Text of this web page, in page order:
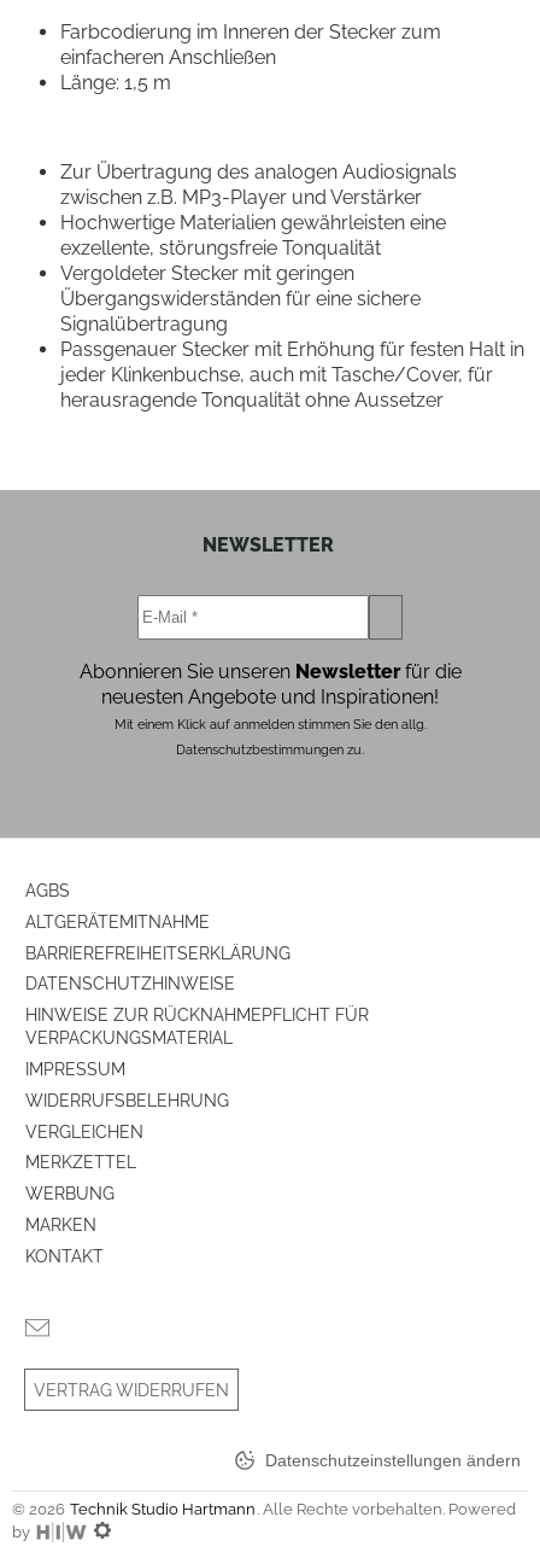
Farbcodierung im Inneren der Stecker zum
einfacheren Anschließen
Länge: 1,5 m
Zur Übertragung des analogen Audiosignals
zwischen z.B. MP3-Player und Verstärker
Hochwertige Materialien gewährleisten eine
exzellente, störungsfreie Tonqualität
Vergoldeter Stecker mit geringen
Übergangswiderständen für eine sichere
Signalübertragung
Passgenauer Stecker mit Erhöhung für festen Halt in
jeder Klinkenbuchse, auch mit Tasche/Cover, für
herausragende Tonqualität ohne Aussetzer
NEWSLETTER
Abonnieren Sie unseren Newsletterfür die
neuesten Angebote und Inspirationen!
Mit einem Klick auf anmelden stimmen Sie den allg.
Datenschutzbestimmungen zu.
AGBS
ALTGERÄTEMITNAHME
BARRIEREFREIHEITSERKLÄRUNG
DATENSCHUTZHINWEISE
HINWEISE ZUR RÜCKNAHMEPFLICHT FÜR
VERPACKUNGSMATERIAL
IMPRESSUM
WIDERRUFSBELEHRUNG
VERGLEICHEN
MERKZETTEL
WERBUNG
MARKEN
KONTAKT
VERTRAG WIDERRUFEN
Datenschutzeinstellungen ändern
© 2026 Technik Studio Hartmann . Alle Rechte vorbehalten. Powered
by